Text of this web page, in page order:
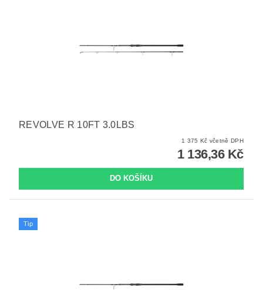
REVOLVE R 10FT 3.0LBS
1 375 Kč včetně DPH
1 136,36 Kč
Tip